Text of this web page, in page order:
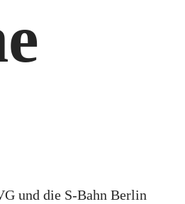
und die S-Bahn Berlin